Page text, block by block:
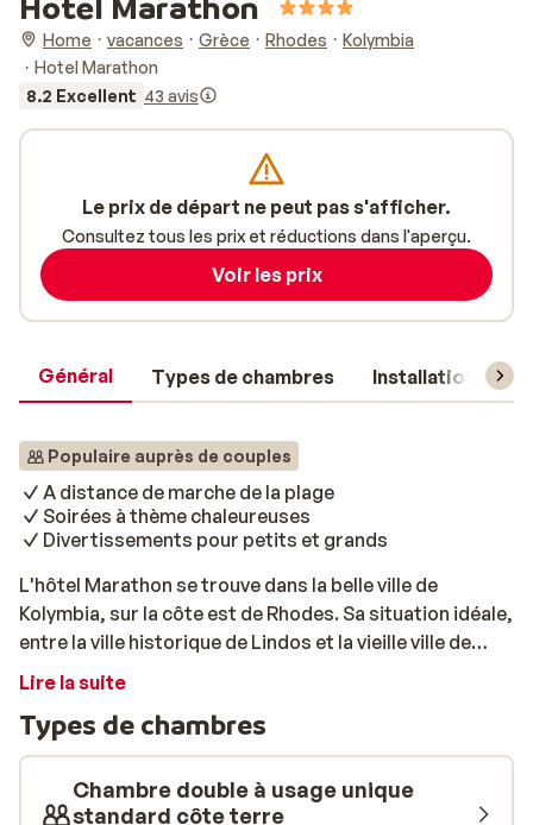
Home vacances Grèce Rhodes
Kolymbia
Hotel Marathon
8.2 Excellent 43 avis
Général Types de chambres Installations
Populaire auprès de couples
A distance de marche de la plage
Soirées à thème chaleureuses
Divertissements pour petits et grands
L'hôtel Marathon se trouve dans la belle ville de
Kolymbia, sur la côte est de Rhodes. Sa situation idéale,
entre la ville historique de Lindos et la vieille ville de
Rhodes, en fait un lieu idéal pour ceux qui souhaitent
pied et vous trouverez des boutiques, des cafés et des
tavernes agréables. L'hôtel dispose de chambres
modernes, toutes dotées d'un balcon privé. Vous
pourrez vous détendre autour de la grande piscine
Lire la suite
Types de chambres
Chambre double à usage unique
standard côte terre
Le prix de départ ne peut pas s'afficher.
Consultez tous les prix et réductions dans l'aperçu.
Voir les prix